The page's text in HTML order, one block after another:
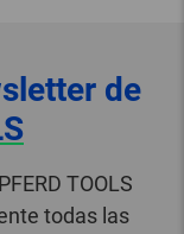
de
TOOLS
todas las